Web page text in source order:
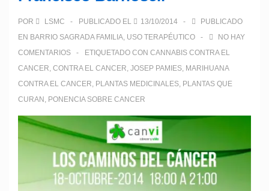
POR LSMC PUBLICADO EL 13/10/2014
PUBLICADO
EN BARRIO SAGRADA FAMILIA, USO TERAPÉUTICO
NO HAY
COMENTARIOS
ETIQUETADO CON CANNABIS CONTRA EL
CANCER, CONTRA EL CANCER, JOSEP PAMIES, MARIHUANA
CONTRA EL CANCER, PLANTAS MEDICINALES, PLANTAS QUE
CURAN , PONENCIA SOBRE CANCER